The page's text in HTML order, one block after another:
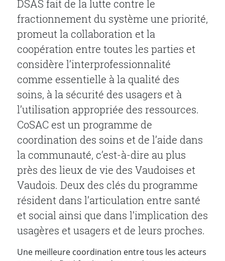
DSAS fait de la lutte contre le
fractionnement du système une priorité,
promeut la collaboration et la
coopération entre toutes les parties et
considère l’interprofessionnalité
comme essentielle à la qualité des
soins, à la sécurité des usagers et à
l’utilisation appropriée des ressources.
CoSAC est un programme de
coordination des soins et de l’aide dans
la communauté, c’est-à-dire au plus
près des lieux de vie des Vaudoises et
Vaudois. Deux des clés du programme
résident dans l’articulation entre santé
et social ainsi que dans l’implication des
usagères et usagers et de leurs proches.
Une meilleure coordination entre tous les acteurs